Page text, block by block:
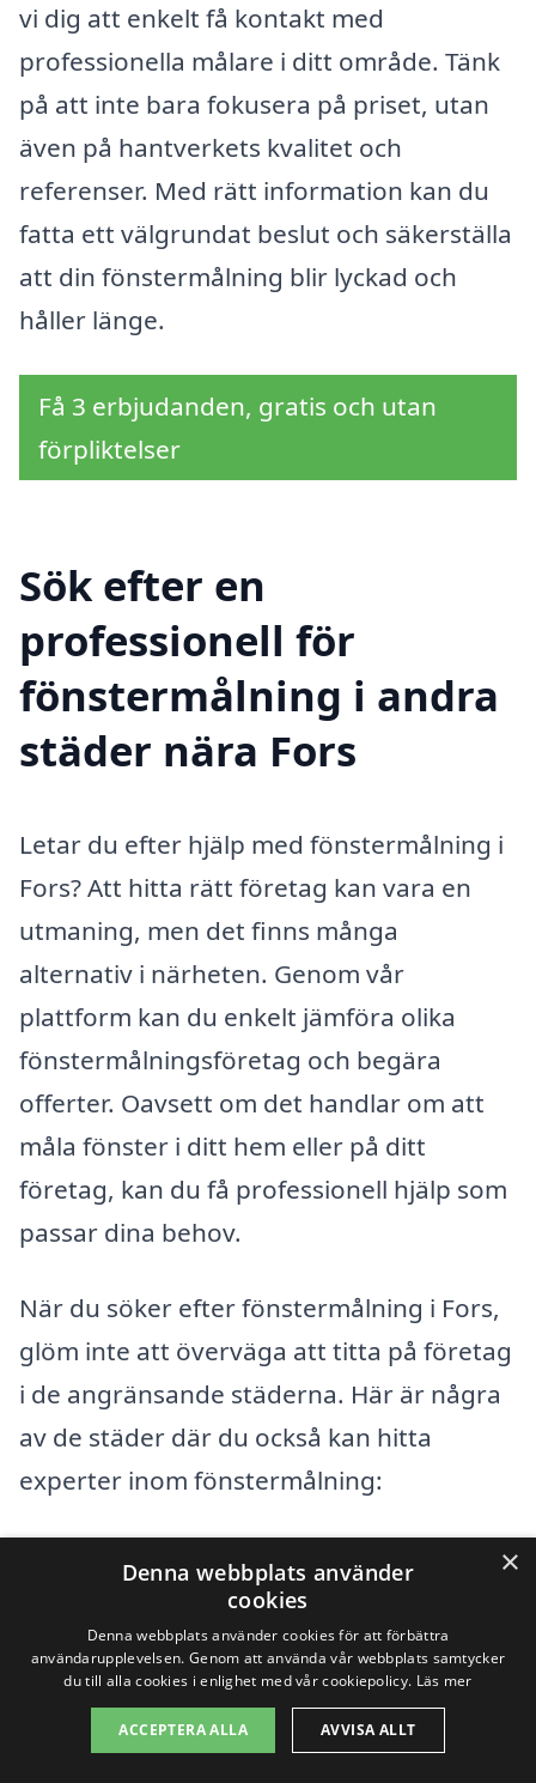
vi dig att enkelt få kontakt med
professionella målare i ditt område. Tänk
på att inte bara fokusera på priset, utan
även på hantverkets kvalitet och
referenser. Med rätt information kan du
fatta ett välgrundat beslut och säkerställa
att din fönstermålning blir lyckad och
håller länge.
Få 3 erbjudanden, gratis och utan
förpliktelser
Sök efter en
professionell för
fönstermålning i andra
städer nära Fors
Letar du efter hjälp med fönstermålning i
Fors? Att hitta rätt företag kan vara en
utmaning, men det finns många
alternativ i närheten. Genom vår
plattform kan du enkelt jämföra olika
fönstermålningsföretag och begära
offerter. Oavsett om det handlar om att
måla fönster i ditt hem eller på ditt
företag, kan du få professionell hjälp som
passar dina behov.
När du söker efter fönstermålning i Fors,
glöm inte att överväga att titta på företag
i de angränsande städerna. Här är några
av de städer där du också kan hitta
experter inom fönstermålning:
Avesta
Ludvika
Hedemora
×
Denna webbplats använder
cookies
Denna webbplats använder cookies för att förbättra
användarupplevelsen. Genom att använda vår webbplats samtycker
du till alla cookies i enlighet med vår cookiepolicy. Läs mer
ACCEPTERA ALLA AVVISA ALLT